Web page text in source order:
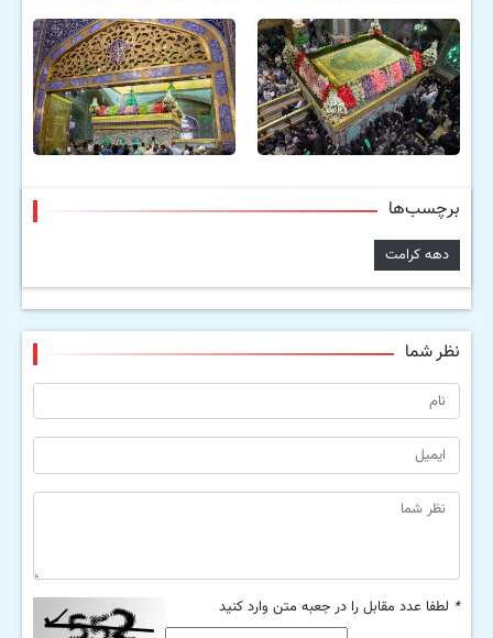
برچسب‌ها
دهه کرامت
نظر شما
* لطفا عدد مقابل را در جعبه متن وارد کنید